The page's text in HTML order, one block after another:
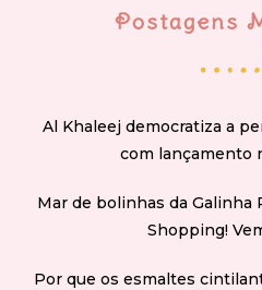
Postagens
Al Khaleej democratiza a
com lançamento
Mar de bolinhas da Galinha
Shopping!
Por que os esmaltes